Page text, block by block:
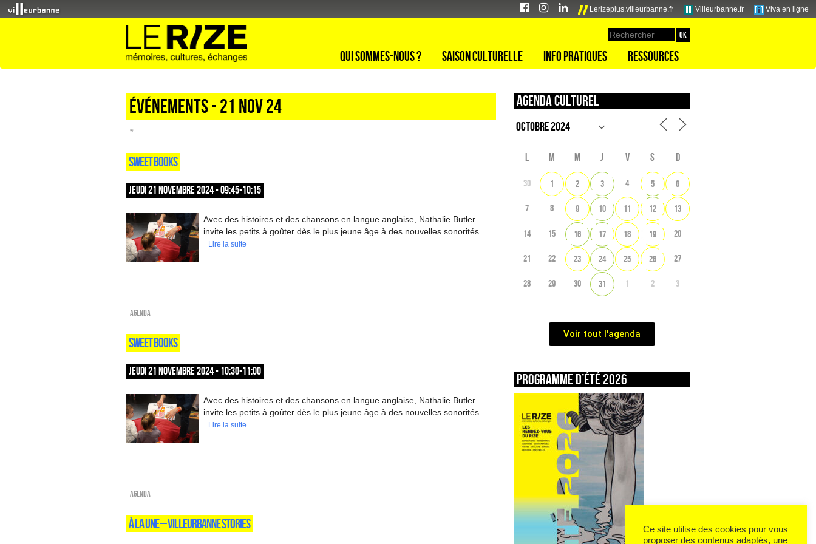
Lerizeplus.villeurbanne.fr Villeurbanne.fr Viva en ligne
Qui sommes-nous ? Saison culturelle Info pratiques Ressources
Événements - 21 Nov 24
_*
SWEET BOOKS
JEUDI 21 NOVEMBRE 2024 - 09:45-10:15
Avec des histoires et des chansons en langue anglaise, Nathalie Butler
invite les petits à goûter dès le plus jeune âge à des nouvelles sonorités.
Lire la suite
_Agenda
SWEET BOOKS
JEUDI 21 NOVEMBRE 2024 - 10:30-11:00
Avec des histoires et des chansons en langue anglaise, Nathalie Butler
invite les petits à goûter dès le plus jeune âge à des nouvelles sonorités.
Lire la suite
_Agenda
À LA UNE – VILLEURBANNE STORIES
Agenda culturel
L M M J V S D
30 1 2 3 4 5 6
7 8 9 10 11 12 13
14 15 16 17 18 19 20
21 22 23 24 25 26 27
28 29 30 31 1 2 3
Voir tout l'agenda
Programme d’été 2026
Ce site utilise des cookies pour vous
proposer des contenus adaptés, une